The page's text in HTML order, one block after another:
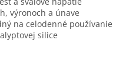
výronoch a únave
na celodenné používanie
silice